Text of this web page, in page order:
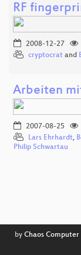
RF
2008-12-27
cryptocrat and
Arbeiten
2007-08-25
Lars Ehrhardt,
Philip Schwartau
by Chaos Computer